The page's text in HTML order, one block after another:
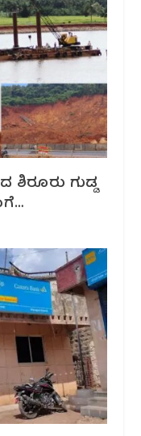
ಶಿರೂರು ಗುಡ್ಡ